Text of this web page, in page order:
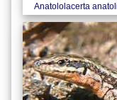
Anatololacerta